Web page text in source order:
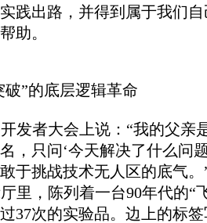
践出路，并得到属于我们自
助。
破”的底层逻辑革命
开发者大会上说：“我的父亲
，只问‘今天解决了什么问
于挑战技术无人区的底气。
里，陈列着一台90年代的“
37次的实验品。边上的标